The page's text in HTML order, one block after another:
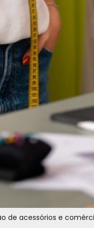
de acessórios e